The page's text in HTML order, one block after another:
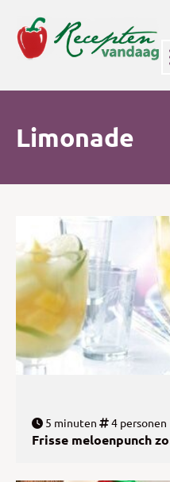
Limonade
5 minuten 4 personen
Frisse meloenpunch